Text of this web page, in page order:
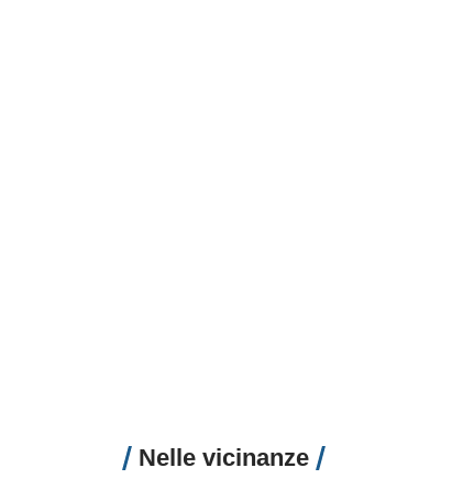
Nelle vicinanze